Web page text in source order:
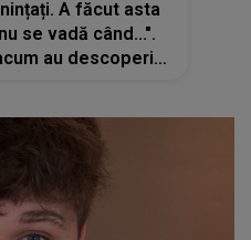
A făcut asta
se vadă când...".
au descoperit